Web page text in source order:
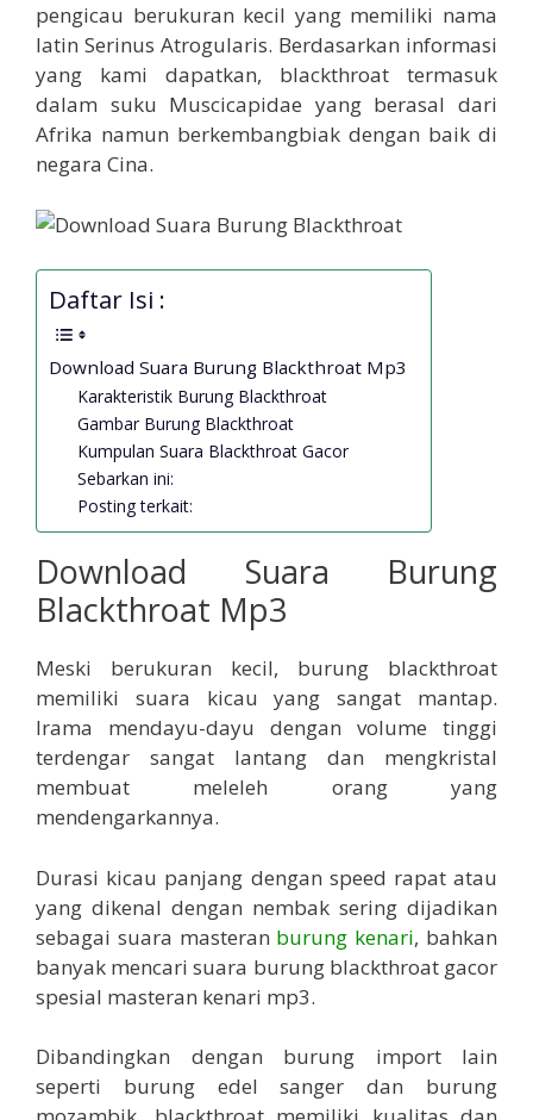
pengicau berukuran kecil yang memiliki nama
latin Serinus Atrogularis. Berdasarkan informasi
yang kami dapatkan, blackthroat termasuk
dalam suku Muscicapidae yang berasal dari
Afrika namun berkembangbiak dengan baik di
negara Cina.
Daftar Isi :
Download Suara Burung Blackthroat Mp3
Karakteristik Burung Blackthroat
Gambar Burung Blackthroat
Kumpulan Suara Blackthroat Gacor
Sebarkan ini:
Posting terkait:
Download Suara Burung
Blackthroat Mp3
Meski berukuran kecil, burung blackthroat
memiliki suara kicau yang sangat mantap.
Irama mendayu-dayu dengan volume tinggi
terdengar sangat lantang dan mengkristal
membuat meleleh orang yang
mendengarkannya.
Durasi kicau panjang dengan speed rapat atau
yang dikenal dengan nembak sering dijadikan
sebagai suara masteran burung kenari, bahkan
banyak mencari suara burung blackthroat gacor
spesial masteran kenari mp3.
Dibandingkan dengan burung import lain
seperti burung edel sanger dan burung